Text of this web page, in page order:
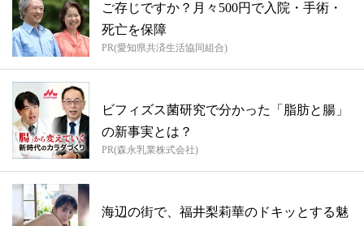
ご存じですか？月々500円で入院・手術・
死亡を保障
PR(愛知県共済生活協同組合)
ビフィズス菌研究で分かった「脂肪と腸」
の新事実とは？
PR(森永乳業株式会社)
海辺の街で、福井梨莉華のドキッとする魅